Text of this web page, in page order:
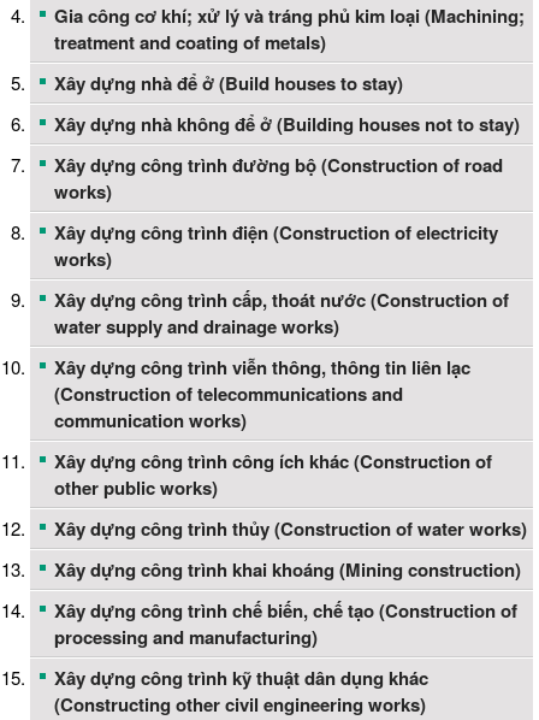
Gia công cơ khí; xử lý và tráng phủ kim loại (Machining;
treatment and coating of metals)
Xây dựng nhà để ở (Build houses to stay)
Xây dựng nhà không để ở (Building houses not to stay)
Xây dựng công trình đường bộ (Construction of road
works)
Xây dựng công trình điện (Construction of electricity
works)
Xây dựng công trình cấp, thoát nước (Construction of
water supply and drainage works)
Xây dựng công trình viễn thông, thông tin liên lạc
(Construction of telecommunications and
communication works)
Xây dựng công trình công ích khác (Construction of
other public works)
Xây dựng công trình thủy (Construction of water works)
Xây dựng công trình khai khoáng (Mining construction)
Xây dựng công trình chế biến, chế tạo (Construction of
processing and manufacturing)
Xây dựng công trình kỹ thuật dân dụng khác
(Constructing other civil engineering works)